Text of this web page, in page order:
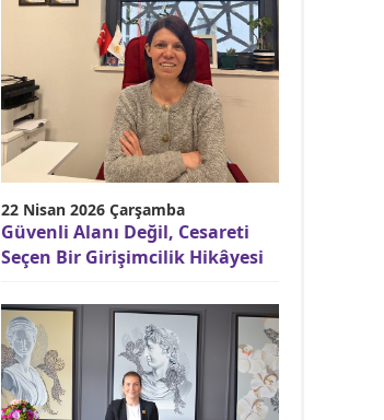
22 Nisan 2026 Çarşamba
Güvenli Alanı Değil, Cesareti
Seçen Bir Girişimcilik Hikâyesi